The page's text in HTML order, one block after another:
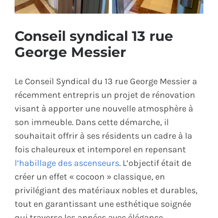
ÉCO-RESPONSABLE
CONTACT
Conseil syndical 13 rue
George Messier
Le Conseil Syndical du 13 rue George Messier a
récemment entrepris un projet de rénovation
visant à apporter une nouvelle atmosphère à
son immeuble. Dans cette démarche, il
souhaitait offrir à ses résidents un cadre à la
fois chaleureux et intemporel en repensant
l’habillage des ascenseurs. L’objectif était de
créer un effet « cocoon » classique, en
privilégiant des matériaux nobles et durables,
tout en garantissant une esthétique soignée